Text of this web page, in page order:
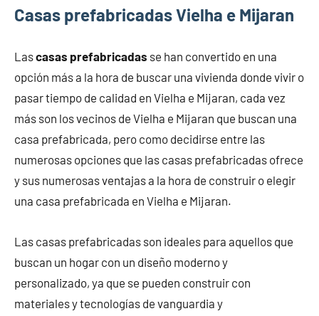
Casas prefabricadas Vielha e Mijaran
Lascasas prefabricadas se han convertido en una
opción más a la hora de buscar una vivienda donde vivir o
pasar tiempo de calidad en Vielha e Mijaran, cada vez
más son los vecinos de Vielha e Mijaran que buscan una
casa prefabricada, pero como decidirse entre las
numerosas opciones que las casas prefabricadas ofrece
y sus numerosas ventajas a la hora de construir o elegir
una casa prefabricada en Vielha e Mijaran.
Las casas prefabricadas son ideales para aquellos que
buscan un hogar con un diseño moderno y
personalizado, ya que se pueden construir con
materiales y tecnologías de vanguardia y